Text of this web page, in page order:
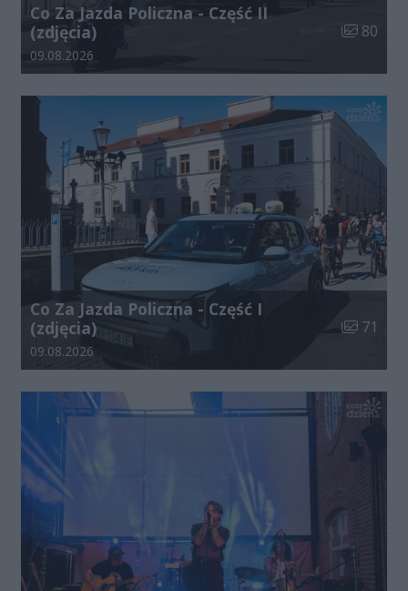
Co Za Jazda Policzna - Część II
(zdjęcia)
Liczba
80
Data dodania galerii:
09.08.2026
Co Za Jazda Policzna - Część I
(zdjęcia)
Liczba
71
Data dodania galerii:
09.08.2026